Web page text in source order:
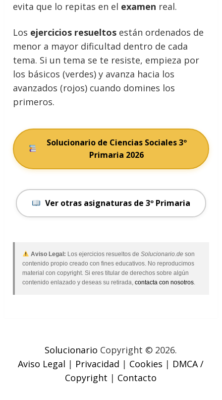
evita que lo repitas en el examen real.
Los ejercicios resueltos están ordenados de
menor a mayor dificultad dentro de cada
tema. Si un tema se te resiste, empieza por
los básicos (verdes) y avanza hacia los
avanzados (rojos) cuando domines los
primeros.
Solucionario de Ciencias Sociales 3º
Primaria 2026
Ver otras asignaturas de 3º Primaria
Aviso Legal: Los ejercicios resueltos de Solucionario.deson
contenido propio creado con fines educativos. No reproducimos
material con copyright. Si eres titular de derechos sobre algún
contenido enlazado y deseas su retirada,contacta con nosotros.
Solucionario Copyright © 2026.
Aviso Legal | Privacidad | Cookies | DMCA /
Copyright | Contacto